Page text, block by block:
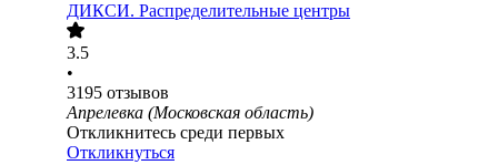
ДИКСИ. Распределительные центры
3.5
•
3195 отзывов
Апрелевка (Московская область)
Откликнитесь среди первых
Откликнуться